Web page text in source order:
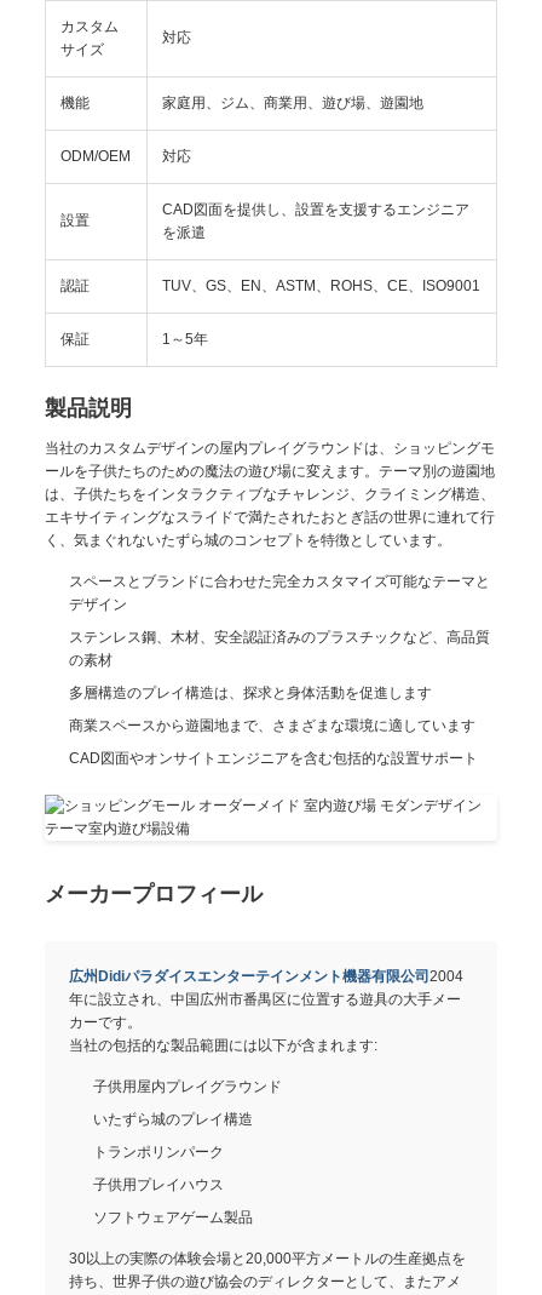
カスタム
サイズ
対応
機能 家庭用、ジム、商業用、遊び場、遊園地
ODM/OEM 対応
設置
CAD図面を提供し、設置を支援するエンジニア
を派遣
認証 TUV、GS、EN、ASTM、ROHS、CE、ISO9001
保証 1～5年
製品説明
当社のカスタムデザインの屋内プレイグラウンドは、ショッピングモ
ールを子供たちのための魔法の遊び場に変えます。テーマ別の遊園地
は、子供たちをインタラクティブなチャレンジ、クライミング構造、
エキサイティングなスライドで満たされたおとぎ話の世界に連れて行
く、気まぐれないたずら城のコンセプトを特徴としています。
スペースとブランドに合わせた完全カスタマイズ可能なテーマと
デザイン
ステンレス鋼、木材、安全認証済みのプラスチックなど、高品質
の素材
多層構造のプレイ構造は、探求と身体活動を促進します
商業スペースから遊園地まで、さまざまな環境に適しています
CAD図面やオンサイトエンジニアを含む包括的な設置サポート
メーカープロフィール
広州Didiパラダイスエンターテインメント機器有限公司 2004
年に設立され、中国広州市番禺区に位置する遊具の大手メー
カーです。
当社の包括的な製品範囲には以下が含まれます:
子供用屋内プレイグラウンド
いたずら城のプレイ構造
トランポリンパーク
子供用プレイハウス
ソフトウェアゲーム製品
30以上の実際の体験会場と20,000平方メートルの生産拠点を
持ち、世界子供の遊び協会のディレクターとして、またアメ